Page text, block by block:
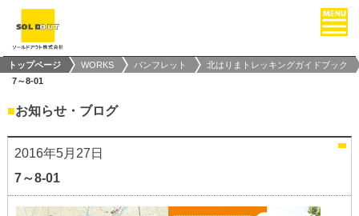
トップページ WORKS パンフレット
北はりまトレッキングガイドブック
7～8-01
■お知らせ・ブログ
2016年5月27日
7～8-01